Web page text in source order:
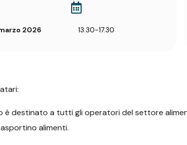
2026 13.30-17.30
è destinato a tutti gli operatori del settore
alimenti.